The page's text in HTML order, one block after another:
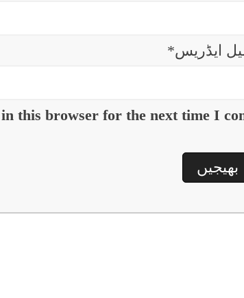
ایڈریس*
this browser for the next time I